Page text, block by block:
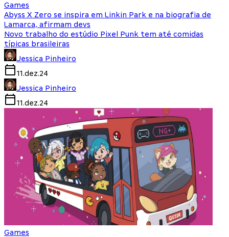
Games
Abyss X Zero se inspira em Linkin Park e na biografia de
Lamarca, afirmam devs
Novo trabalho do estúdio Pixel Punk tem até comidas
típicas brasileiras
Jessica Pinheiro
11.dez.24
Jessica Pinheiro
11.dez.24
Games